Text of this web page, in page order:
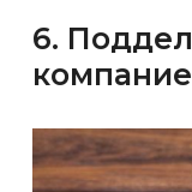
6.